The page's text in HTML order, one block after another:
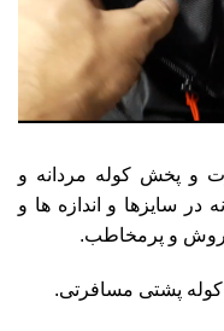
و پخش کوله مردانه و
در سایزها و اندازه ها و
و پرمخاطب.
کوله پشتی مسافرتی.